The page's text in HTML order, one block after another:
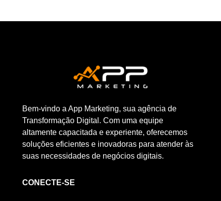
Bem-vindo a App Marketing, sua agência de
Transformação Digital. Com uma equipe
altamente capacitada e experiente, oferecemos
soluções eficientes e inovadoras para atender às
suas necessidades de negócios digitais.
CONECTE-SE